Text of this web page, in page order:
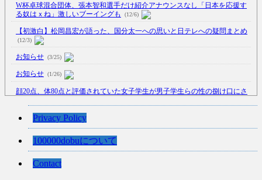
W杯卓球混合団体、張本智和選手だけ紹介アナウンスなし「日本を応援す
る奴はｘね」激しいブーイングも
(12/6)
【初激白】松岡昌宏が語った、国分太一への思いと日テレへの疑問まとめ
(12/3)
お知らせ (3/25)
お知らせ (1/26)
顔20点、体80点と評価されていた女子学生が男子学生らの性の捌け口にさ
【中国】処理水の問題化狙うも不発？ASEAN関連会合で賛同広がらず
【韓国】54.1％「IAEA報告書を信用しない」
Privacy Policy
100000dobuについて
Contact